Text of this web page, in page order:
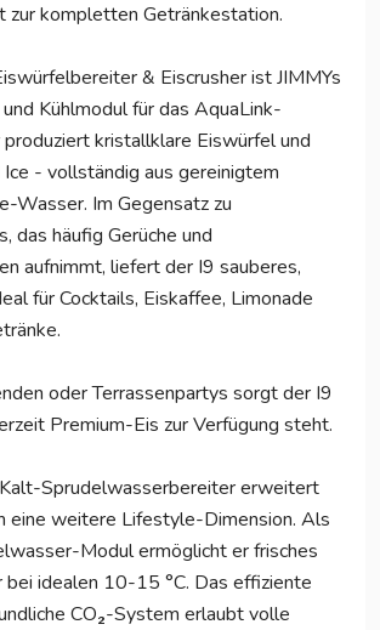
zur kompletten Getränkestation.
& Eiscrusher ist JIMMYs
Kühlmodul für das AquaLink-
kristallklare Eiswürfel und
- vollständig aus gereinigtem
Wasser. Im Gegensatz zu
das häufig Gerüche und
aufnimmt, liefert der I9 sauberes,
für Cocktails, Eiskaffee, Limonade
oder Terrassenpartys sorgt der I9
Premium-Eis zur Verfügung steht.
Sprudelwasserbereiter erweitert
eine weitere Lifestyle-Dimension. Als
Modul ermöglicht er frisches
idealen 10-15 °C. Das effiziente
CO₂-System erlaubt volle